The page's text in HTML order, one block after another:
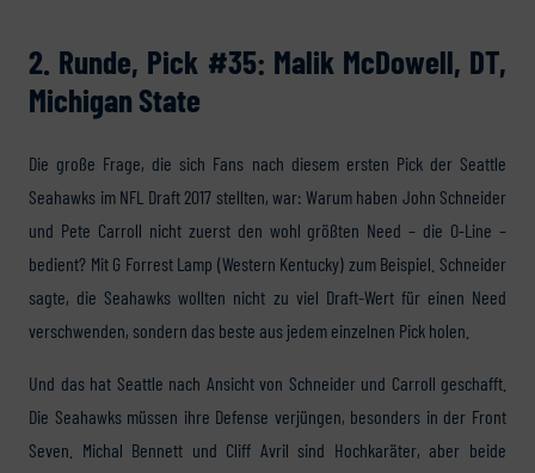
2. Runde, Pick #35: Malik McDowell, DT,
Michigan State
Die große Frage, die sich Fans nach diesem ersten Pick der Seattle
Seahawks im NFL Draft 2017 stellten, war: Warum haben John Schneider
und Pete Carroll nicht zuerst den wohl größten Need – die O-Line –
bedient? Mit G Forrest Lamp (Western Kentucky) zum Beispiel. Schneider
sagte, die Seahawks wollten nicht zu viel Draft-Wert für einen Need
verschwenden, sondern das beste aus jedem einzelnen Pick holen.
Und das hat Seattle nach Ansicht von Schneider und Carroll geschafft.
Die Seahawks müssen ihre Defense verjüngen, besonders in der Front
Seven. Michal Bennett und Cliff Avril sind Hochkaräter, aber beide